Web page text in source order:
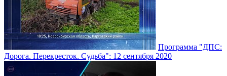
Программа "ДПС:
Дорога. Перекресток. Судьба": 12 сентября 2020